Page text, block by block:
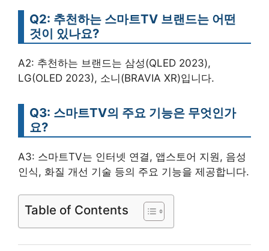
Q2: 추천하는 스마트TV 브랜드는 어떤
것이 있나요?
A2: 추천하는 브랜드는 삼성(QLED 2023),
LG(OLED 2023), 소니(BRAVIA XR)입니다.
Q3: 스마트TV의 주요 기능은 무엇인가
요?
A3: 스마트TV는 인터넷 연결, 앱스토어 지원, 음성
인식, 화질 개선 기술 등의 주요 기능을 제공합니다.
Table of Contents